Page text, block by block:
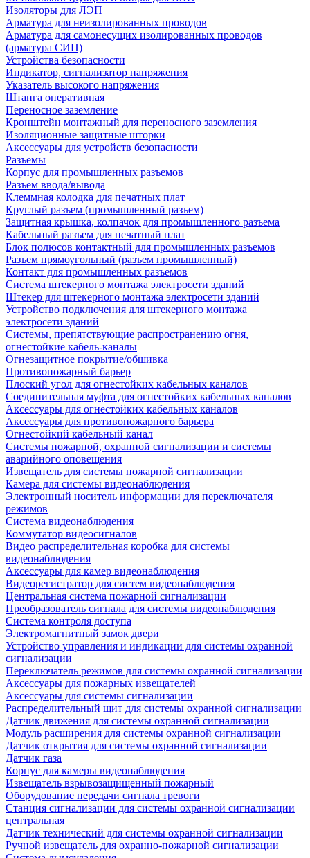
Изоляторы для ЛЭП
Арматура для неизолированных проводов
Арматура для самонесущих изолированных проводов
(арматура СИП)
Устройства безопасности
Индикатор, сигнализатор напряжения
Указатель высокого напряжения
Штанга оперативная
Переносное заземление
Кронштейн монтажный для переносного заземления
Изоляционные защитные шторки
Аксессуары для устройств безопасности
Разъемы
Корпус для промышленных разъемов
Разъем ввода/вывода
Клеммная колодка для печатных плат
Круглый разъем (промышленный разъем)
Защитная крышка, колпачок для промышленного разъема
Кабельный разъем для печатный плат
Блок полюсов контактный для промышленных разъемов
Разъем прямоугольный (разъем промышленный)
Контакт для промышленных разъемов
Система штекерного монтажа электросети зданий
Штекер для штекерного монтажа электросети зданий
Устройство подключения для штекерного монтажа
электросети зданий
Системы, препятствующие распространению огня,
огнестойкие кабель-каналы
Огнезащитное покрытие/обшивка
Противопожарный барьер
Плоский угол для огнестойких кабельных каналов
Соединительная муфта для огнестойких кабельных каналов
Аксессуары для огнестойких кабельных каналов
Аксессуары для противопожарного барьера
Огнестойкий кабельный канал
Системы пожарной, охранной сигнализации и системы
аварийного оповещения
Извещатель для системы пожарной сигнализации
Камера для системы видеонаблюдения
Электронный носитель информации для переключателя
режимов
Система видеонаблюдения
Коммутатор видеосигналов
Видео распределительная коробка для системы
видеонаблюдения
Аксессуары для камер видеонаблюдения
Видеорегистратор для систем видеонаблюдения
Центральная система пожарной сигнализации
Преобразователь сигнала для системы видеонаблюдения
Система контроля доступа
Электромагнитный замок двери
Устройство управления и индикации для системы охранной
сигнализации
Переключатель режимов для системы охранной сигнализации
Аксессуары для пожарных извещателей
Аксессуары для системы сигнализации
Распределительный щит для системы охранной сигнализации
Датчик движения для системы охранной сигнализации
Модуль расширения для системы охранной сигнализации
Датчик открытия для системы охранной сигнализации
Датчик газа
Корпус для камеры видеонаблюдения
Извещатель взрывозащищенный пожарный
Оборудование передачи сигнала тревоги
Станция сигнализации для системы охранной сигнализации
центральная
Датчик технический для системы охранной сигнализации
Ручной извещатель для охранно-пожарной сигнализации